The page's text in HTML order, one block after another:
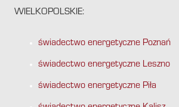
WIELKOPOLSKIE:
świadectwo energetyczne Poznań
świadectwo energetyczne Leszno
świadectwo energetyczne Piła